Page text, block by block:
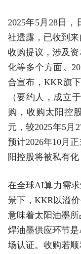
2025年5月28日
社透露，已收到
收购提议，涉及
化等多个方面。
合宣布，KKR旗
（要约人，成立
购，收购太阳控
元，较2025年5月
预计2026年10月
阳控股将被私有化
在全球AI算力需
景下，KKR以溢
意味着太阳油墨
焊油墨供应环节
场认证。收购若